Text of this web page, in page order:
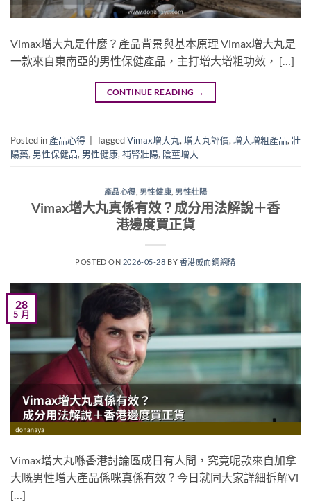
Vimax增大丸是什麼？產品背景與基本原理 Vimax增大丸是
一款來自東南亞的男性保健產品，主打增大增粗功效， […]
CONTINUE READING →
Posted in 產品心得 | TaggedVimax增大丸, 增大丸評價, 增大增粗產品, 壯
陽藥, 男性保健品, 男性健康, 補腎壯陽, 陰莖增大
產品心得 男性健康,男性壯陽
Vimax增大丸真係有效？成分用法解說＋香
港邊度買正貨
POSTED ON 2026-05-28 BY 香港威而鋼網購
28
5 月
Vimax增大丸喺香港討論區成日有人問，究竟呢款來自加拿
大嘅男性增大產品係咪真係有效？今日就同大家詳細拆解Vi
[…]